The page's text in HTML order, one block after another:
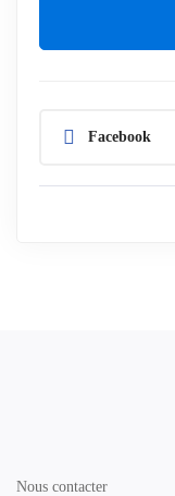
Facebook
Nous contacter